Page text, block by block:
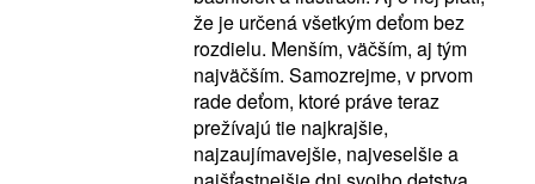
že je určená všetkým deťom bez
rozdielu. Menším, väčším, aj tým
najväčším. Samozrejme, v prvom
rade deťom, ktoré práve teraz
prežívajú tie najkrajšie,
najzaujímavejšie, najveselšie a